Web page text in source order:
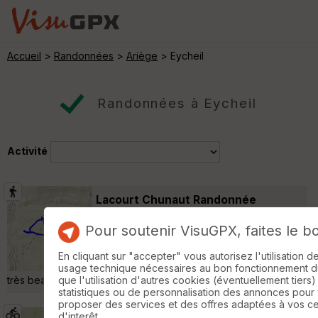
Accueil > Randonnées > Ariège > Eycheil
Randonnées à Eycheil
Activité
Lacourt Chunaut Randonnée
Belle journée avec Kristian Sabine et Laura.
Une randonnée pédestre agréable avec un
très beau point de vue ! »
Pour soutenir VisuGPX, faites le
En cliquant sur "accepter" vous autorisez l'utilisation
usage technique nécessaires au bon fonctionnement
que l'utilisation d'autres cookies (éventuellement
statistiques ou de personnalisation des annonces pour
proposer des services et des offres adaptées à vos